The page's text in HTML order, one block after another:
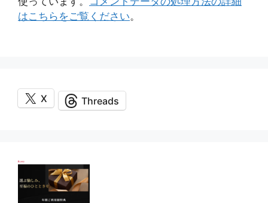
はこちらをご覧ください。
X Threads